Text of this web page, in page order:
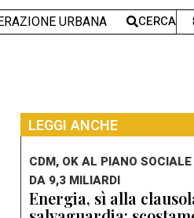
URBANA CERCA
LEGGI ANCHE
CDM, OK AL PIANO
DA 9,3 MILIARDI
Energia, sì alla